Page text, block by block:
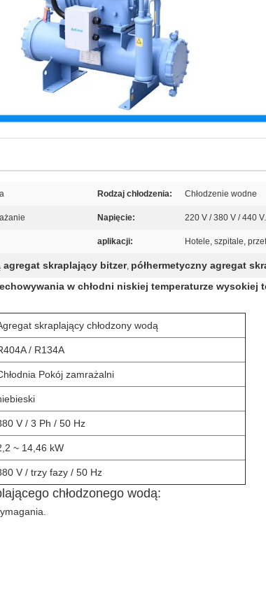
Rodzaj chłodzenia: Chłodzenie wodne
Napięcie: 220 V / 380 V / 440 V.
aplikacji: Hotele, szpitale,
agregat skraplający bitzer, półhermetyczny agregat
w chłodni niskiej temperaturze wysokiej
skraplający chłodzony wodą
/ R134A
Pokój zamrażalni
V / 3 Ph / 50 Hz
~ 14,46 kW
V / trzy fazy / 50 Hz
chłodzonego wodą: